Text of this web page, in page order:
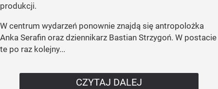
produkcji.
W centrum wydarzeń ponownie znajdą się antropolożka
Anka Serafin oraz dziennikarz Bastian Strzygoń. W postacie
te po raz kolejny...
CZYTAJ DALEJ